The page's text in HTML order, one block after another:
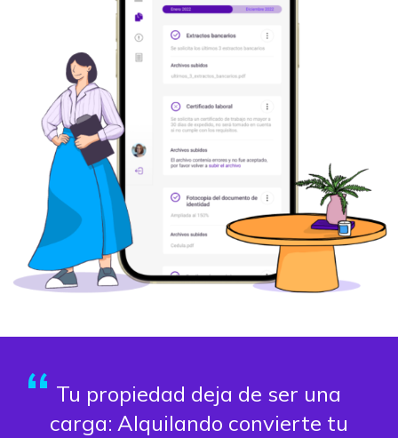
Tu propiedad deja de ser una
carga: Alquilando convierte tu